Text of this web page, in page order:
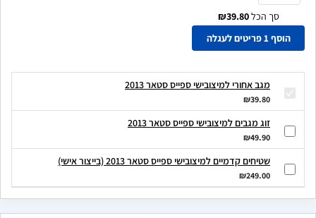
סך הכל₪39.80
הוסף 1 פריטים לעגלה
מגב אחורי למיצובישי ספייס סטאר 2013
₪39.80
זוג מגבים למיצובישי ספייס סטאר 2013
₪49.90
שטיחים קדמיים למיצובישי ספייס סטאר 2013 (בייצור אישי)
₪249.00